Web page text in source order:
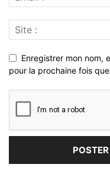
Enregistrer mon nom,
pour la prochaine fois